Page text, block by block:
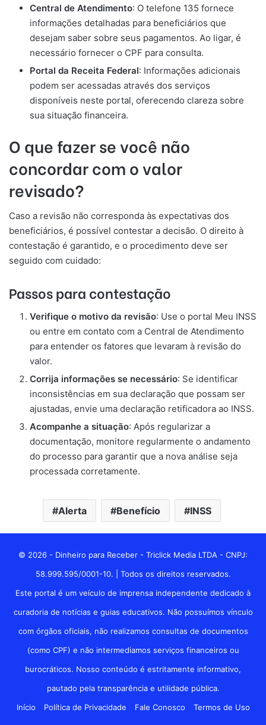
Central de Atendimento: O telefone 135 fornece
informações detalhadas para beneficiários que
desejam saber sobre seus pagamentos. Ao ligar, é
necessário fornecer o CPF para consulta.
Portal da Receita Federal: Informações adicionais
podem ser acessadas através dos serviços
disponíveis neste portal, oferecendo clareza sobre
sua situação financeira.
O que fazer se você não
concordar com o valor
revisado?
Caso a revisão não corresponda às expectativas dos
beneficiários, é possível contestar a decisão. O direito à
contestação é garantido, e o procedimento deve ser
seguido com cuidado:
Passos para contestação
Verifique o motivo da revisão: Use o portal Meu INSS
ou entre em contato com a Central de Atendimento
para entender os fatores que levaram à revisão do
valor.
Corrija informações se necessário: Se identificar
inconsistências em sua declaração que possam ser
ajustadas, envie uma declaração retificadora ao INSS.
Acompanhe a situação: Após regularizar a
documentação, monitore regularmente o andamento
do processo para garantir que a nova análise seja
processada corretamente.
Alerta Benefício INSS
© 2026 - Dinheiro para Receber - Triclick Media LTDA - CNPJ:
58.999.595/0001-10. | Todos os direitos reservados.
Este portal é um veículo de imprensa independente dedicado à
curadoria de notícias e guias educativos. Não possuímos vínculo
com órgãos oficiais, não realizamos consultas de documentos
(como CPF) e não intermediamos serviços financeiros ou
burocráticos. Nosso conteúdo é estritamente informativo,
pautado pela transparência e utilidade pública.
Início
Política de Privacidade Fale Conosco Termos de Uso